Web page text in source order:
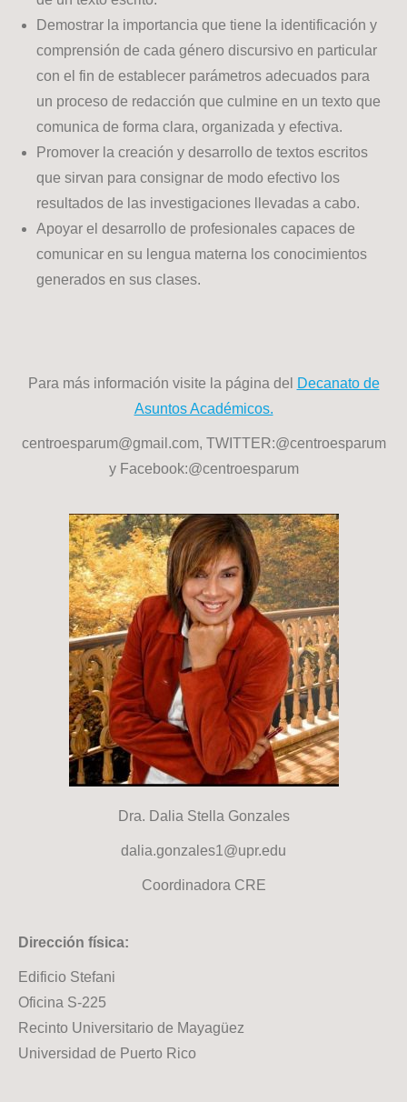
Demostrar la importancia que tiene la identificación y
comprensión de cada género discursivo en particular
con el fin de establecer parámetros adecuados para
un proceso de redacción que culmine en un texto que
comunica de forma clara, organizada y efectiva.
Promover la creación y desarrollo de textos escritos
que sirvan para consignar de modo efectivo los
resultados de las investigaciones llevadas a cabo.
Apoyar el desarrollo de profesionales capaces de
comunicar en su lengua materna los conocimientos
generados en sus clases.
Para más información visite la página del
Decanato de
Asuntos Académicos.
centroesparum@gmail.com, TWITTER:@centroesparum
y Facebook:@centroesparum
Dra. Dalia Stella Gonzales
dalia.gonzales1@upr.edu
Coordinadora CRE
Dirección física:
Edificio Stefani
Oficina S-225
Recinto Universitario de Mayagüez
Universidad de Puerto Rico